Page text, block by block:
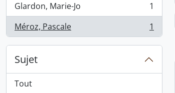
Glardon, Marie-Jo
, 1 résultats
1
Méroz, Pascale
, 1 résultats 1
Sujet
Tout